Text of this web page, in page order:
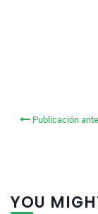
Publicación
YOU